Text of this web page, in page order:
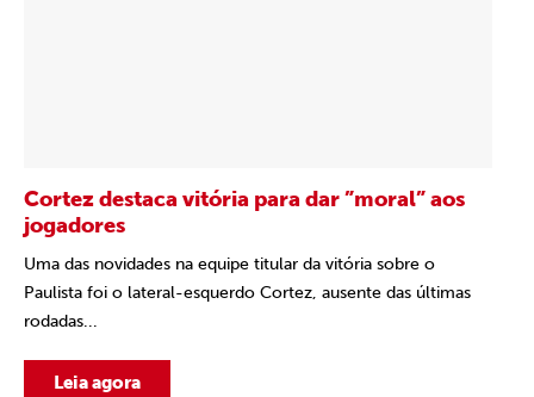
Cortez destaca vitória para dar ”moral” aos
jogadores
Uma das novidades na equipe titular da vitória sobre o
Paulista foi o lateral-esquerdo Cortez, ausente das últimas
rodadas...
Leia agora